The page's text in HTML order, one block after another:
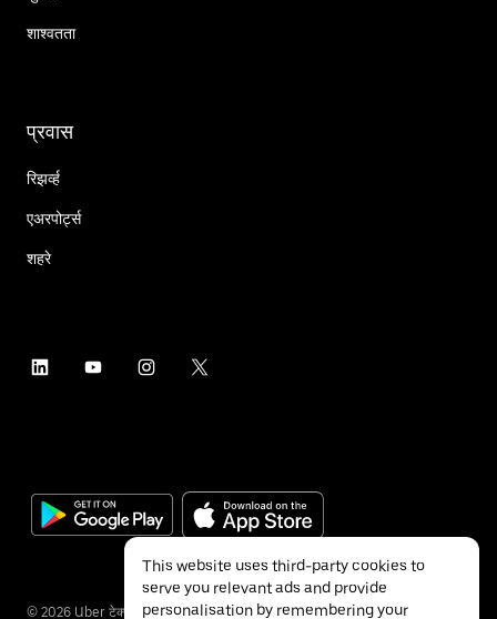
शाश्वतता
प्रवास
रिझर्व्ह
एअरपोर्ट्स
शहरे
© 2026 Uber टेक्नॉलॉजीज इंक.
This website uses third-party cookies to
serve you relevant ads and provide
personalisation by remembering your